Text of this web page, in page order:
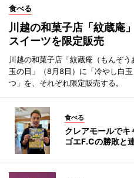
食べる
川越の和菓子店「紋蔵庵
スイーツを限定販売
川越の和菓子店「紋蔵庵（もんぞ
玉の日」（8月8日）に「冷やし白
つ」を、それぞれ限定販売する。
食べる
クレアモールで
ゴエF.Cの勝敗と